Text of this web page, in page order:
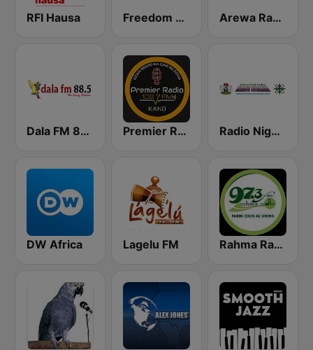
RFI Hausa Freedom Radio 99.5 FM Arewa Radio 93.1 FM
Dala FM 88.5 Premier Radio 102.7 FM Radio Nigeria Kaduna
DW Africa Lagelu FM Rahma Radio